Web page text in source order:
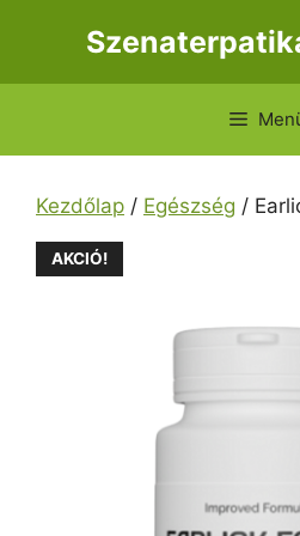
Kezdőlap / Egészség /
AKCIÓ!